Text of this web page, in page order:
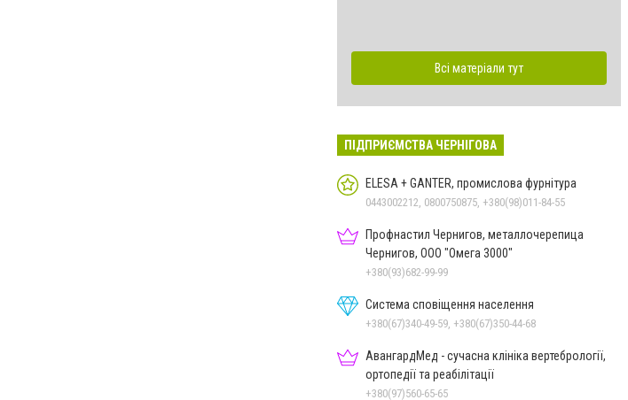
Всі матеріали тут
ПІДПРИЄМСТВА ЧЕРНІГОВА
ELESA + GANTER, промислова фурнітура
0443002212, 0800750875, +380(98)011-84-55
Профнастил Чернигов, металлочерепица
Чернигов, ООО "Омега 3000"
+380(93)682-99-99
Система сповіщення населення
+380(67)340-49-59, +380(67)350-44-68
АвангардМед - сучасна клініка вертебрології,
ортопедії та реабілітації
+380(97)560-65-65